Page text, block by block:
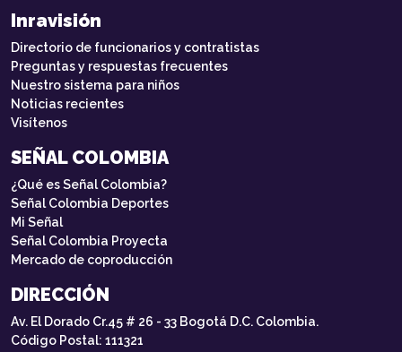
Inravisión
Directorio de funcionarios y contratistas
Preguntas y respuestas frecuentes
Nuestro sistema para niños
Noticias recientes
Visítenos
SEÑAL COLOMBIA
¿Qué es Señal Colombia?
Señal Colombia Deportes
Mi Señal
Señal Colombia Proyecta
Mercado de coproducción
DIRECCIÓN
Av. El Dorado Cr.45 # 26 - 33 Bogotá D.C. Colombia.
Código Postal: 111321